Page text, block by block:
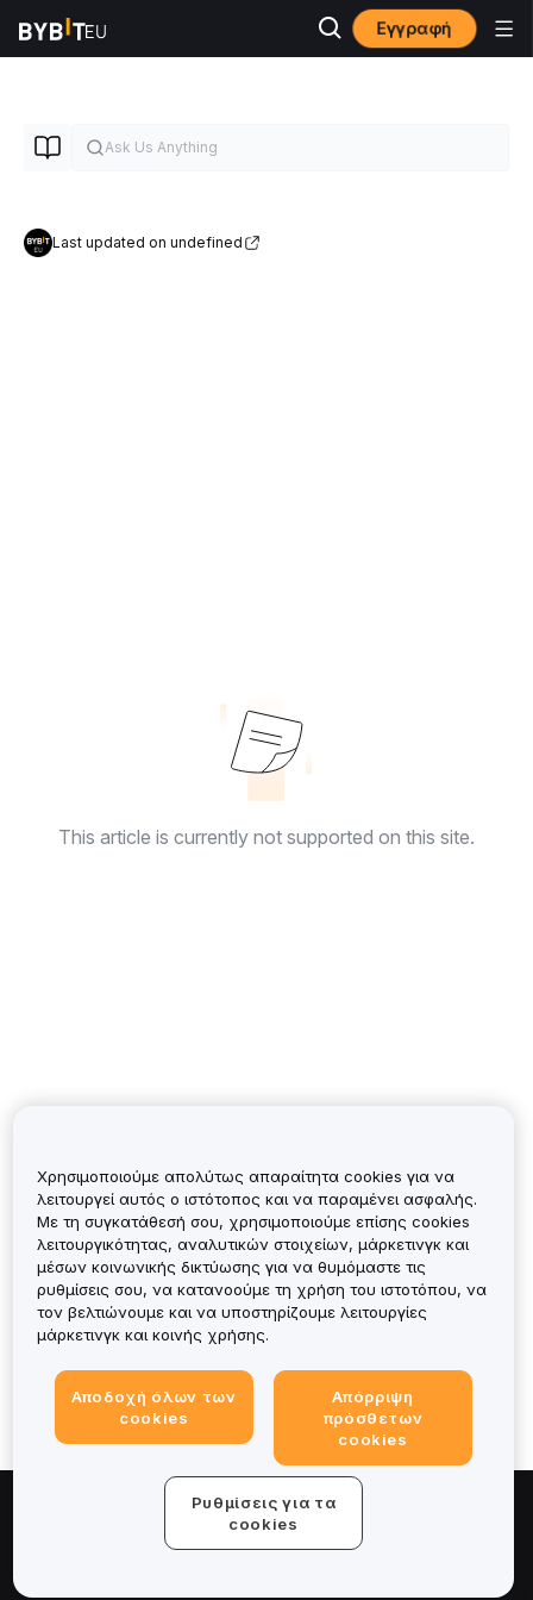
Εγγραφή
Last updated on undefined
This article is currently not supported on this site.
Was it helpful?
Χρησιμοποιούμε απολύτως απαραίτητα cookies για να
λειτουργεί αυτός ο ιστότοπος και να παραμένει ασφαλής.
Με τη συγκατάθεσή σου, χρησιμοποιούμε επίσης cookies
λειτουργικότητας, αναλυτικών στοιχείων, μάρκετινγκ και
μέσων κοινωνικής δικτύωσης για να θυμόμαστε τις
ρυθμίσεις σου, να κατανοούμε τη χρήση του ιστοτόπου, να
τον βελτιώνουμε και να υποστηρίζουμε λειτουργίες
μάρκετινγκ και κοινής χρήσης.
Αποδοχή όλων των
cookies
Απόρριψη
πρόσθετων
cookies
Ρυθμίσεις για τα
cookies